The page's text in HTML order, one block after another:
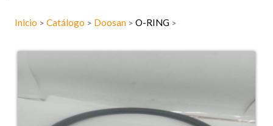
Inicio > Catálogo > Doosan > O-RING >